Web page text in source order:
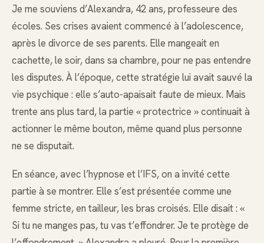
Je me souviens d’Alexandra, 42 ans, professeure des
écoles. Ses crises avaient commencé à l’adolescence,
après le divorce de ses parents. Elle mangeait en
cachette, le soir, dans sa chambre, pour ne pas entendre
les disputes. À l’époque, cette stratégie lui avait sauvé la
vie psychique : elle s’auto-apaisait faute de mieux. Mais
trente ans plus tard, la partie « protectrice » continuait à
actionner le même bouton, même quand plus personne
ne se disputait.
En séance, avec l’hypnose et l’IFS, on a invité cette
partie à se montrer. Elle s’est présentée comme une
femme stricte, en tailleur, les bras croisés. Elle disait : «
Si tu ne manges pas, tu vas t’effondrer. Je te protège de